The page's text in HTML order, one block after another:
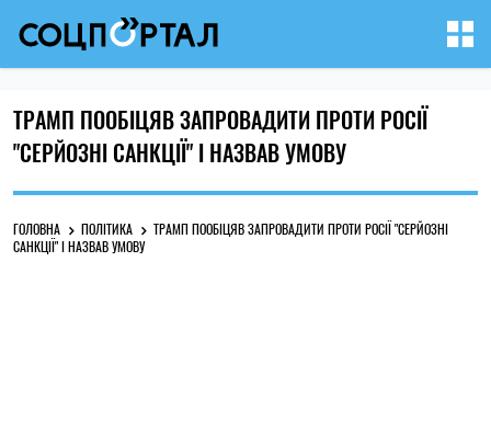
ТРАМП ПООБІЦЯВ ЗАПРОВАДИТИ ПРОТИ РОСІЇ
"СЕРЙОЗНІ САНКЦІЇ" І НАЗВАВ УМОВУ
ГОЛОВНА ПОЛІТИКА
ТРАМП ПООБІЦЯВ ЗАПРОВАДИТИ ПРОТИ РОСІЇ "СЕРЙОЗНІ
САНКЦІЇ" І НАЗВАВ УМОВУ